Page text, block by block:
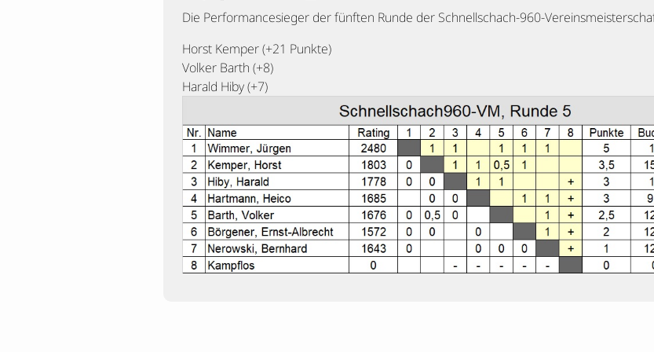
Die Performancesieger der fünften Runde der Schnellschach-960-
Horst Kemper (+21 Punkte)
Volker Barth (+8)
Harald Hiby (+7)